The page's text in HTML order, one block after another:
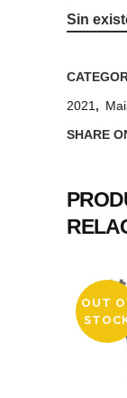
Sin
2021 ,
SHARE
OUT